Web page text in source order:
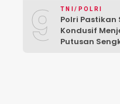
9 TNI/POLRI
Polri
Kondusif
Putusan